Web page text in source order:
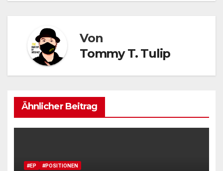
Von
Tommy T. Tulip
Ähnlicher Beitrag
#EP #POSITIONEN